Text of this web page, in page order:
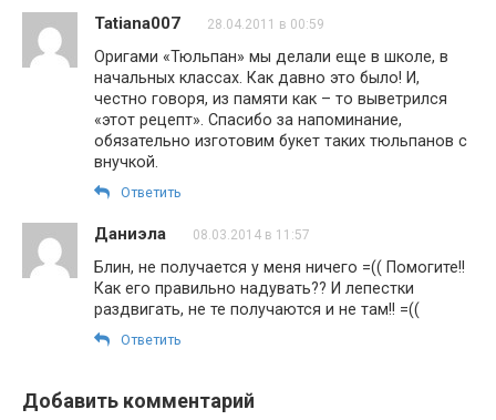
Tatiana007 28.04.2011 в 00:59
Оригами «Тюльпан» мы делали еще в школе, в
начальных классах. Как давно это было! И,
честно говоря, из памяти как – то выветрился
«этот рецепт». Спасибо за напоминание,
обязательно изготовим букет таких тюльпанов с
внучкой.
Ответить
Даниэла 08.03.2014 в 11:57
Блин, не получается у меня ничего =(( Помогите!!
Как его правильно надувать?? И лепестки
раздвигать, не те получаются и не там!! =((
Ответить
Добавить комментарий